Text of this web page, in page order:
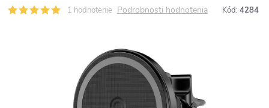
1 hodnotenie Podrobnosti hodnotenia Kód: 4284